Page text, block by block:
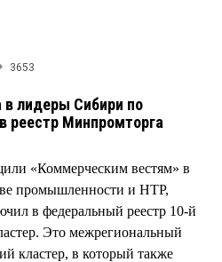
3653
лидеры Сибири по
реестр Минпромторга
«Коммерческим вестям» в
промышленности и НТР,
в федеральный реестр 10-й
Это межрегиональный
кластер, в который также